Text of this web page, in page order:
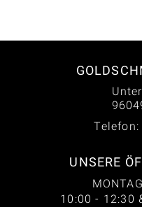
UNSERE
10:00 - 12:30